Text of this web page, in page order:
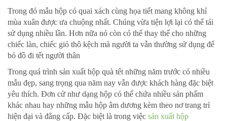
Trong đó mẫu hộp có quai xách cùng họa tiết mang không khí
mùa xuân được ưa chuộng nhất. Chúng vừa tiện lợi lại có thể tái
sử dụng nhiều lần. Hơn nữa nó còn có thể thay thế cho những
chiếc làn, chiếc giỏ thô kệch mà người ta vẫn thường sử dụng để
bỏ đồ đi tết người thân
Trong quá trình sản xuất hộp quà tết những năm trước có nhiều
mẫu đẹp, sang trọng qua năm nay vẫn được khách hàng đặc biệt
yêu thích. Đơn cử như dạng hộp có thể chứa nhiều sản phẩm
khác nhau hay những mẫu hộp âm dương kèm theo nơ trang trí
hiện đại và đẳng cấp. Đặc biệt là trong việc sản xuất hộp